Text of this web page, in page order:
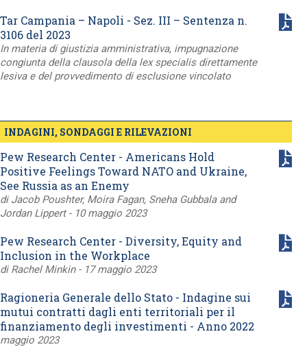
Tar Campania – Napoli - Sez. III – Sentenza n.
3106 del 2023
In materia di giustizia amministrativa, impugnazione
congiunta della clausola della lex specialis direttamente
lesiva e del provvedimento di esclusione vincolato
INDAGINI, SONDAGGI E RILEVAZIONI
Pew Research Center - Americans Hold
Positive Feelings Toward NATO and Ukraine,
See Russia as an Enemy
di Jacob Poushter, Moira Fagan, Sneha Gubbala and
Jordan Lippert - 10 maggio 2023
Pew Research Center - Diversity, Equity and
Inclusion in the Workplace
di Rachel Minkin - 17 maggio 2023
Ragioneria Generale dello Stato - Indagine sui
mutui contratti dagli enti territoriali per il
finanziamento degli investimenti - Anno 2022
maggio 2023